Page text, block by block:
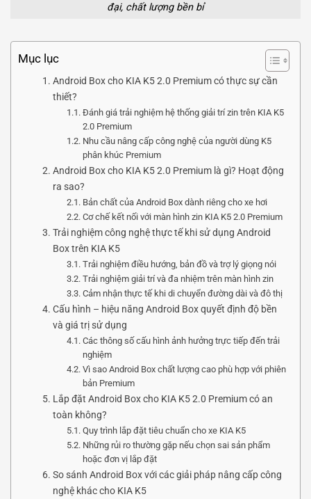
đại, chất lượng bền bỉ
Mục lục
Android Box cho KIA K5 2.0 Premium có thực sự cần
thiết?
Đánh giá trải nghiệm hệ thống giải trí zin trên KIA K5
2.0 Premium
Nhu cầu nâng cấp công nghệ của người dùng K5
phân khúc Premium
Android Box cho KIA K5 2.0 Premium là gì? Hoạt động
ra sao?
Bản chất của Android Box dành riêng cho xe hơi
Cơ chế kết nối với màn hình zin KIA K5 2.0 Premium
Trải nghiệm công nghệ thực tế khi sử dụng Android
Box trên KIA K5
Trải nghiệm điều hướng, bản đồ và trợ lý giọng nói
Trải nghiệm giải trí và đa nhiệm trên màn hình zin
Cảm nhận thực tế khi di chuyển đường dài và đô thị
Cấu hình – hiệu năng Android Box quyết định độ bền
và giá trị sử dụng
Các thông số cấu hình ảnh hưởng trực tiếp đến trải
nghiệm
Vì sao Android Box chất lượng cao phù hợp với phiên
bản Premium
Lắp đặt Android Box cho KIA K5 2.0 Premium có an
toàn không?
Quy trình lắp đặt tiêu chuẩn cho xe KIA K5
Những rủi ro thường gặp nếu chọn sai sản phẩm
hoặc đơn vị lắp đặt
So sánh Android Box với các giải pháp nâng cấp công
nghệ khác cho KIA K5